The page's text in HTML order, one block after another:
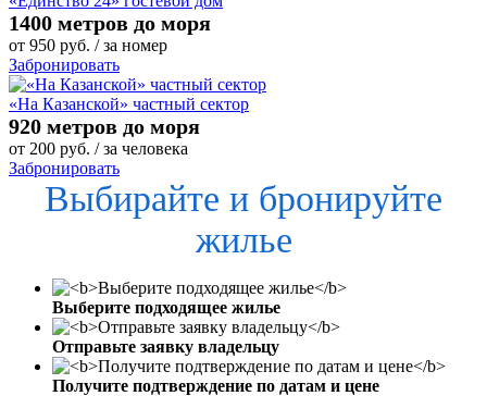
1400 метров до моря
от 950 руб. / за номер
Забронировать
«На Казанской» частный сектор
920 метров до моря
от 200 руб. / за человека
Забронировать
Выбирайте и бронируйте
жилье
Выберите подходящее жилье
Отправьте заявку владельцу
Получите подтверждение по датам и цене